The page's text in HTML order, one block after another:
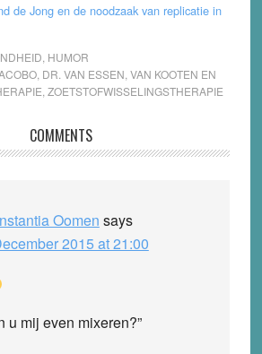
de Jong en de noodzaak van replicatie in
HUMOR
, DR. VAN ESSEN VAN KOOTEN EN
ZOETSTOFWISSELINGSTHERAPIE
COMMENTS
Oomen says
2015 at 21:00
u mij even mixeren?”